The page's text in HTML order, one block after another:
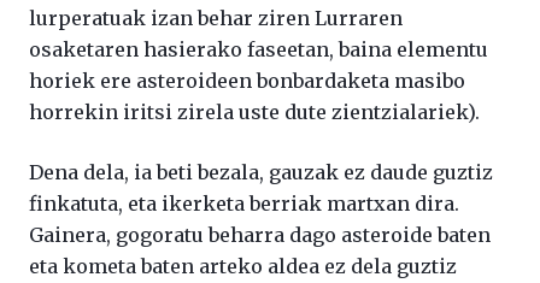
lurperatuak izan behar ziren Lurraren
osaketaren hasierako faseetan, baina elementu
horiek ere asteroideen bonbardaketa masibo
horrekin iritsi zirela uste dute zientzialariek).
Dena dela, ia beti bezala, gauzak ez daude guztiz
finkatuta, eta ikerketa berriak martxan dira.
Gainera, gogoratu beharra dago asteroide baten
eta kometa baten arteko aldea ez dela guztiz